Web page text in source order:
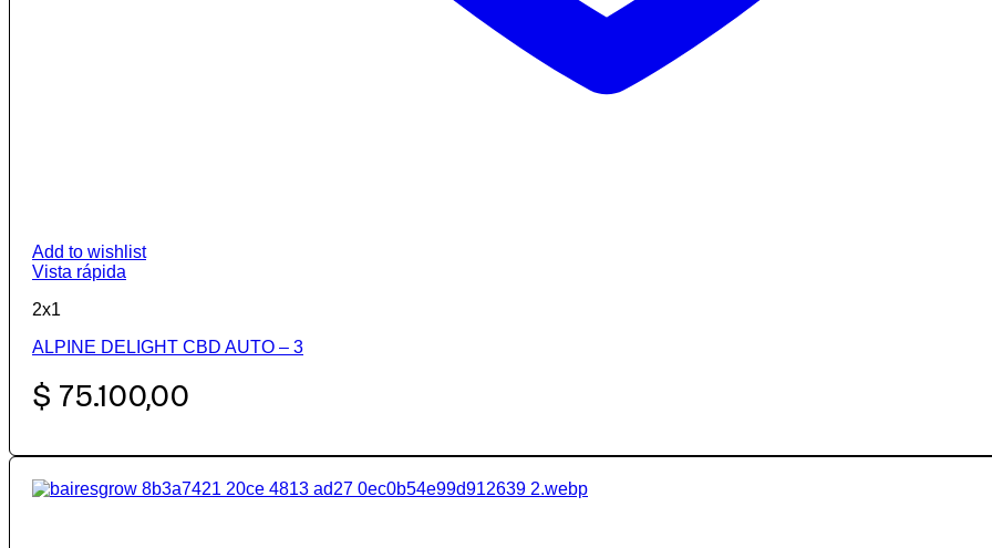
Add to wishlist
Vista rápida
2x1
ALPINE DELIGHT CBD AUTO – 3
$ 75.100,00